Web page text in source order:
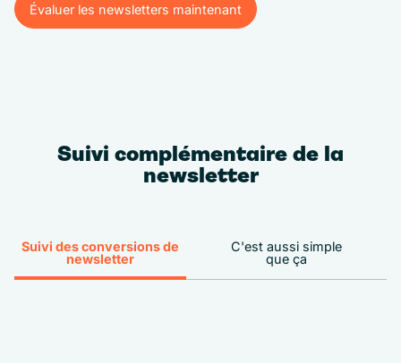
Évaluer les newsletters maintenant
Évaluer les newsletters maintenant
Suivi complémentaire de la
newsletter
Suivi des conversions de
newsletter
C'est aussi simple
que ça